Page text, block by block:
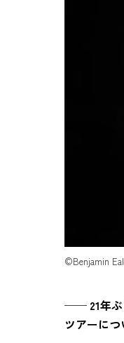
©Benjamin
── 21年ぶ
ツアーに